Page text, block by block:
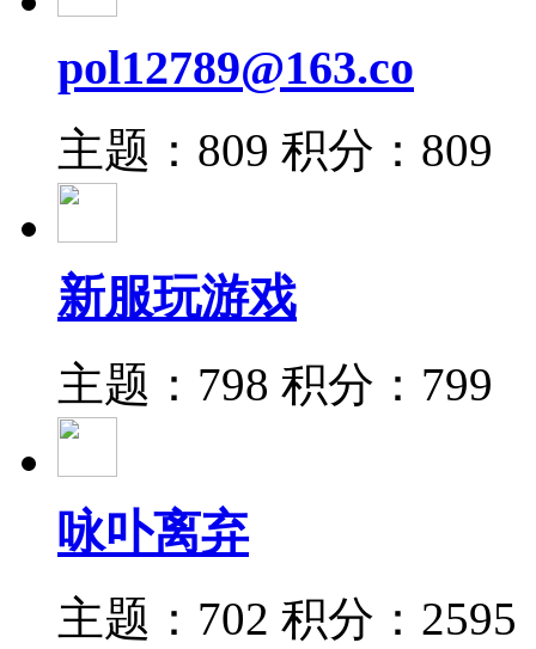
pol12789@163.co
主题：809 积分：809
新服玩游戏
主题：798 积分：799
咏卟离弃
主题：702 积分：2595